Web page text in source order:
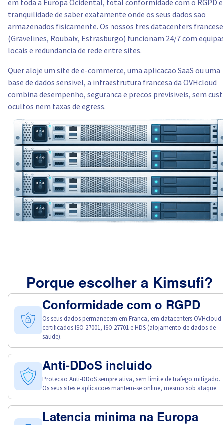
em toda a Europa Ocidental, total conformidade com o RGPD
tranquilidade de saber exatamente onde os seus dados sao
armazenados fisicamente. Os nossos tres datacenters
(Gravelines, Roubaix, Estrasburgo) funcionam 24/7 com
locais e redundancia de rede entre sites.
Quer aloje um site de e-commerce, uma aplicacao SaaS ou uma
base de dados sensivel, a infraestrutura francesa da OVHcloud
combina desempenho, seguranca e precos previsiveis, sem
ocultos nem taxas de egress.
Porque escolher a Kimsufi?
Conformidade com o RGPD
Os seus dados permanecem em Franca, em datacenters OVHcloud
certificados ISO 27001, ISO 27701 e HDS (alojamento de dados de
saude).
Anti-DDoS incluido
Protecao Anti-DDoS sempre ativa, sem limite de trafego mitigado.
Os seus sites e aplicacoes mantem-se online, mesmo sob ataque.
Latencia minima na Europa